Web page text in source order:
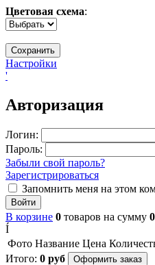
Цветовая схема:
Настройки
'
Авторизация
Логин:
Пароль:
Забыли свой пароль?
Зарегистрироваться
Запомнить меня на этом
Войти
В корзине 0 товаров на сумму 0
Í
Фото Название Цена
Итого: 0 руб Оформить заказ